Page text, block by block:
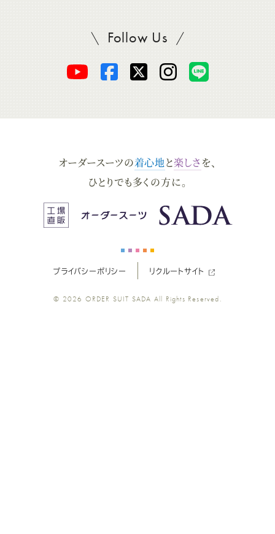
Follow UsSADAをフォロー
オ
ー
ス
ツ
オ
ー
ス
ー
オ
ー
ス
ー
ツ
オ
ー
ス
ツ
ス
ツ
オーダースーツの着心地と楽しさ を、
ひとりでも多くの方に。
プライバシーポリシー リクルートサイト
© 2026 ORDER SUIT SADA All Rights Reserved.